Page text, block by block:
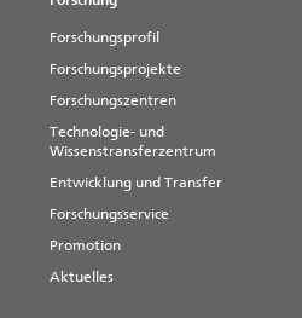
Forschungsprofil
Forschungsprojekte
Forschungszentren
Technologie- und
Wissenstransferzentrum
Entwicklung und Transfer
Forschungsservice
Promotion
Aktuelles